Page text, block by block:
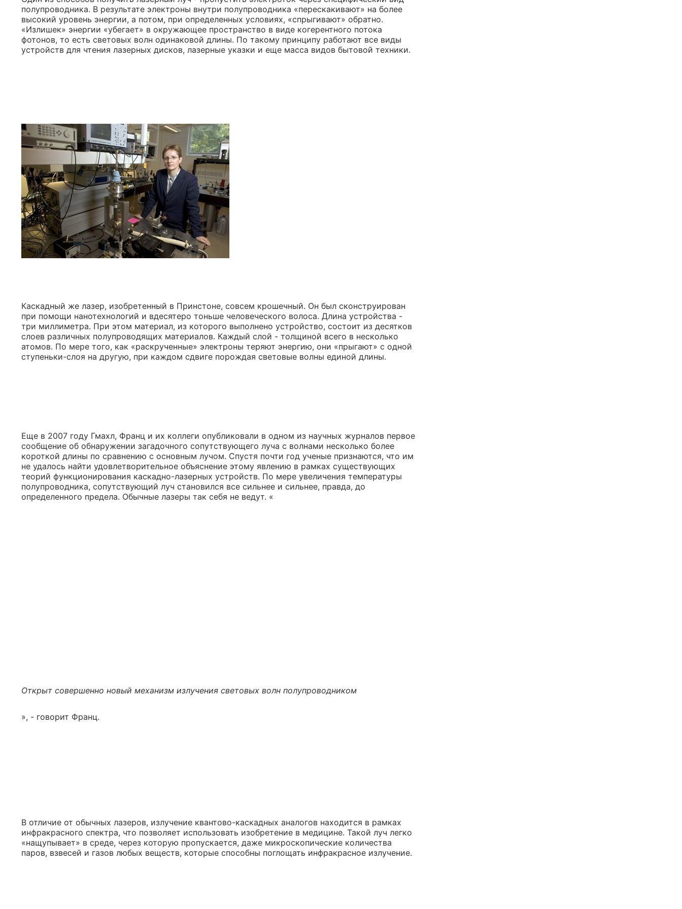
полупроводника. В результате электроны внутри полупроводника «перескакивают» на более
высокий уровень энергии, а потом, при определенных условиях, «спрыгивают» обратно.
«Излишек» энергии «убегает» в окружающее пространство в виде когерентного потока
фотонов, то есть световых волн одинаковой длины. По такому принципу работают все виды
устройств для чтения лазерных дисков, лазерные указки и еще масса видов бытовой техники.
Каскадный же лазер, изобретенный в Принстоне, совсем крошечный. Он был сконструирован
при помощи нанотехнологий и вдесятеро тоньше человеческого волоса. Длина устройства -
три миллиметра. При этом материал, из которого выполнено устройство, состоит из десятков
слоев различных полупроводящих материалов. Каждый слой - толщиной всего в несколько
атомов. По мере того, как «раскрученные» электроны теряют энергию, они «прыгают» с одной
ступеньки-слоя на другую, при каждом сдвиге порождая световые волны единой длины.
Еще в 2007 году Гмахл, Франц и их коллеги опубликовали в одном из научных журналов первое
сообщение об обнаружении загадочного сопутствующего луча с волнами несколько более
короткой длины по сравнению с основным лучом. Спустя почти год ученые признаются, что им
не удалось найти удовлетворительное объяснение этому явлению в рамках существующих
теорий функционирования каскадно-лазерных устройств. По мере увеличения температуры
полупроводника, сопутствующий луч становился все сильнее и сильнее, правда, до
определенного предела. Обычные лазеры так себя не ведут. «
Открыт совершенно новый механизм излучения световых волн полупроводником
», - говорит Франц.
В отличие от обычных лазеров, излучение квантово-каскадных аналогов находится в рамках
инфракрасного спектра, что позволяет использовать изобретение в медицине. Такой луч легко
«нащупывает» в среде, через которую пропускается, даже микроскопические количества
паров, взвесей и газов любых веществ, которые способны поглощать инфракрасное излучение.